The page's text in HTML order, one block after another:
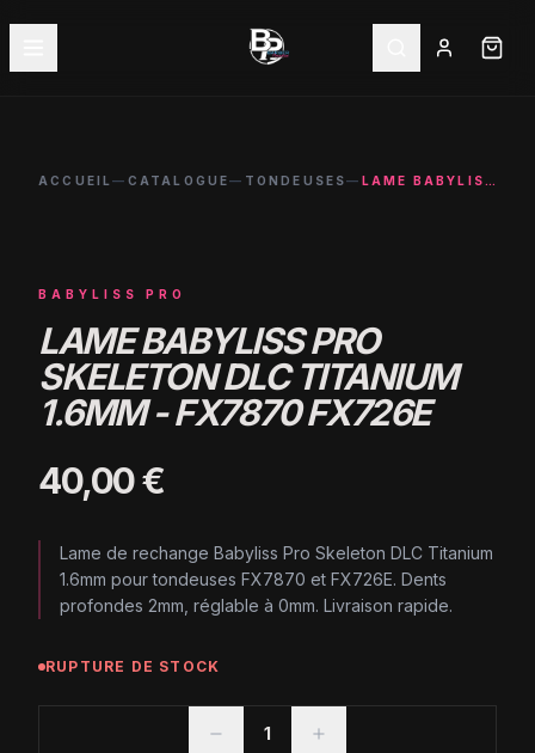
ACCUEIL— CATALOGUE— TONDEUSES— LAME BABYLISS PRO SKELETON DLC TITANIUM 1.6MM - FX7870 FX726E
BABYLISS PRO
LAME BABYLISS PRO
SKELETON DLC TITANIUM
1.6MM - FX7870 FX726E
40,00 €
Lame de rechange Babyliss Pro Skeleton DLC Titanium
1.6mm pour tondeuses FX7870 et FX726E. Dents
profondes 2mm, réglable à 0mm. Livraison rapide.
RUPTURE DE STOCK
1